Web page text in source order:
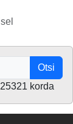
Otsi
korda